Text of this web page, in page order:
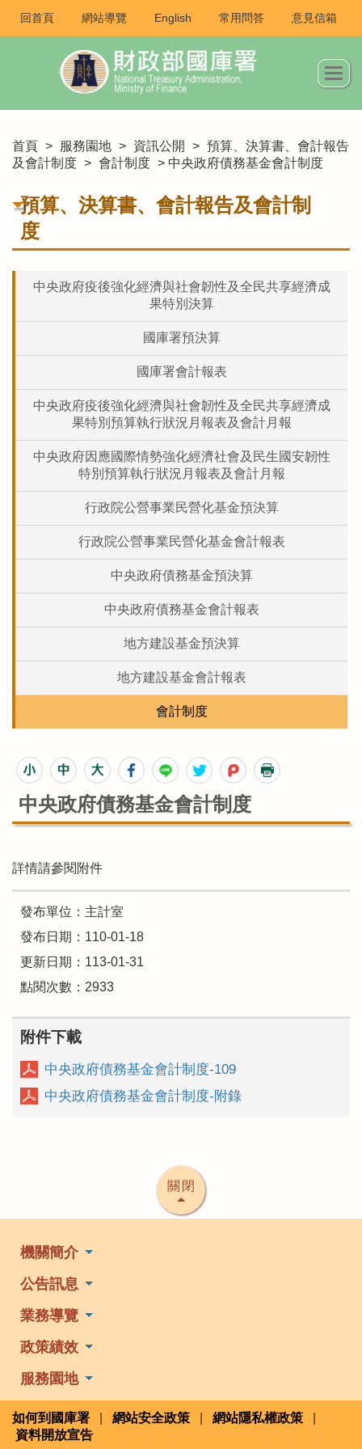
回首頁 網站導覽 English 常用問答 意見信箱
首頁 > 服務園地 > 資訊公開 > 預算、決算書、會計報告
及會計制度 > 會計制度 > 中央政府債務基金會計制度
預算、決算書、會計報告及會計制
度
中央政府疫後強化經濟與社會韌性及全民共享經濟成
果特別決算
國庫署預決算
國庫署會計報表
中央政府疫後強化經濟與社會韌性及全民共享經濟成
果特別預算執行狀況月報表及會計月報
中央政府因應國際情勢強化經濟社會及民生國安韌性
特別預算執行狀況月報表及會計月報
行政院公營事業民營化基金預決算
行政院公營事業民營化基金會計報表
中央政府債務基金預決算
中央政府債務基金會計報表
地方建設基金預決算
地方建設基金會計報表
會計制度
中央政府債務基金會計制度
詳情請參閱附件
發布單位：主計室
發布日期：110-01-18
更新日期：113-01-31
點閱次數：2933
附件下載
中央政府債務基金會計制度-109
中央政府債務基金會計制度-附錄
關閉
機關簡介
公告訊息
業務導覽
政策績效
服務園地
如何到國庫署 網站安全政策 網站隱私權政策
資料開放宣告